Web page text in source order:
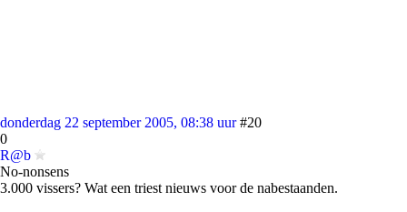
donderdag 22 september 2005, 08:38 uur #20
0
R@b
No-nonsens
3.000 vissers? Wat een triest nieuws voor de nabestaanden.